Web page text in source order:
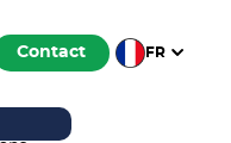
Contact FR